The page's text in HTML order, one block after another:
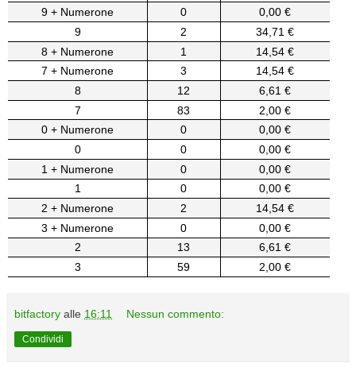
9 + Numerone
0
0,00 €
9
2
34,71 €
8 + Numerone
1
14,54 €
7 + Numerone
3
14,54 €
8
12
6,61 €
7
83
2,00 €
0 + Numerone
0
0,00 €
0
0
0,00 €
1 + Numerone
0
0,00 €
1
0
0,00 €
2 + Numerone
2
14,54 €
3 + Numerone
0
0,00 €
2
13
6,61 €
3
59 2,00 €
bitfactory alle 16:11 Nessun commento:
Condividi